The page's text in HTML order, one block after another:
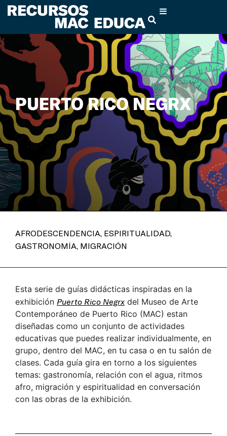
PUERTO RICO NEGRX
AFRODESCENDENCIA, ESPIRITUALIDAD,
GASTRONOMÍA, MIGRACIÓN
Esta serie de guías didácticas inspiradas en la
exhibición Puerto Rico Negrx del Museo de Arte
Contemporáneo de Puerto Rico (MAC) estan
diseñadas como un conjunto de actividades
educativas que puedes realizar individualmente, en
grupo, dentro del MAC, en tu casa o en tu salón de
clases. Cada guía gira en torno a los siguientes
temas: gastronomía, relación con el agua, ritmos
afro, migración y espiritualidad en conversación
con las obras de la exhibición.